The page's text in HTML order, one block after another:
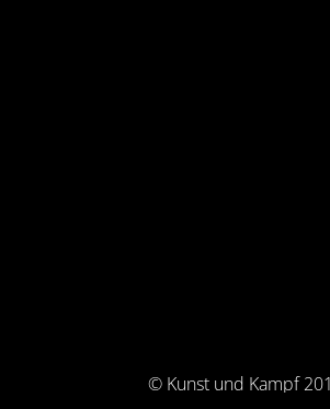
© Kunst und Kampf